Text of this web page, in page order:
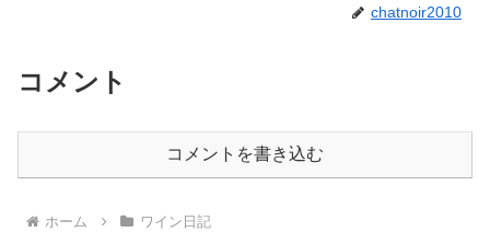
chatnoir2010
コメント
コメントを書き込む
ホーム ワイン日記